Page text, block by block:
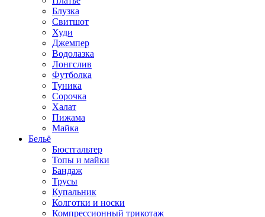
Блузка
Свитшот
Худи
Джемпер
Водолазка
Лонгслив
Футболка
Туника
Сорочка
Халат
Пижама
Майка
Бельё
Бюстгальтер
Топы и майки
Бандаж
Трусы
Купальник
Колготки и носки
Компрессионный трикотаж